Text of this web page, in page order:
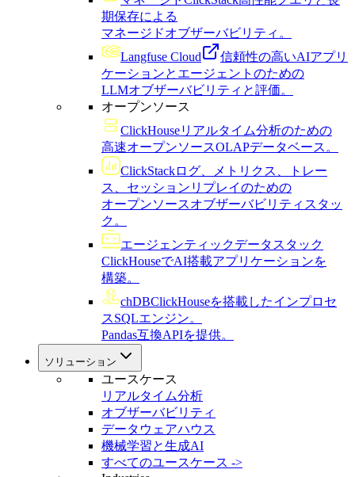
期保存による
マネージドオブザーバビリティ。
Langfuse Cloud
信頼性の高いAIアプリ
ケーションとエージェントのための
LLMオブザーバビリティと評価。
オープンソース
ClickHouseリアルタイム分析のための
高速オープンソースOLAPデータベース。
ClickStackログ、メトリクス、トレー
ス、セッションリプレイのための
オープンソースオブザーバビリティスタッ
ク。
エージェンティックデータスタック
ClickHouseでAI搭載アプリケーションを
構築。
chDBClickHouseを搭載したインプロセ
スSQLエンジン。
Pandas互換APIを提供。
ソリューション
ユースケース
リアルタイム分析
オブザーバビリティ
データウェアハウス
機械学習と生成AI
すべてのユースケース ->